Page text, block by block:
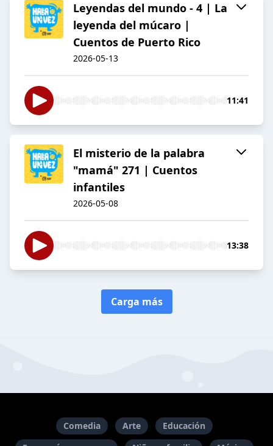
Leyendas del mundo - 4 | La
leyenda del múcaro |
Cuentos de Puerto Rico
2026-05-13
11:41
El misterio de la palabra
"mamá" 271 | Cuentos
infantiles
2026-05-08
13:38
Carga más
Comedia Arte
Educación